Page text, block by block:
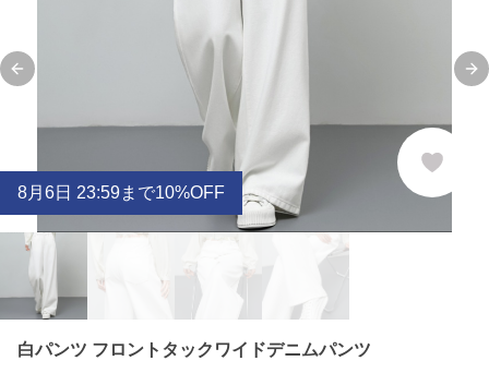
Previous slide
8月 6日 23:59まで10%OFF
白パンツ フロントタックワイドデニムパンツ